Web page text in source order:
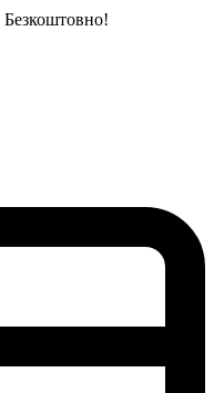
Безкоштовно!